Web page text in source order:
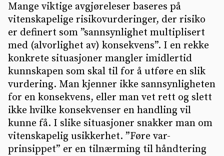
Mange viktige avgjøreleser baseres på
vitenskapelige risikovurderinger, der risiko
er definert som ”sannsynlighet multiplisert
med (alvorlighet av) konsekvens”. I en rekke
konkrete situasjoner mangler imidlertid
kunnskapen som skal til for å utføre en slik
vurdering. Man kjenner ikke sannsynligheten
for en konsekvens, eller man vet rett og slett
ikke hvilke konsekvenser en handling vil
kunne få. I slike situasjoner snakker man om
vitenskapelig usikkerhet. ”Føre var-
prinsippet” er en tilnærming til håndtering